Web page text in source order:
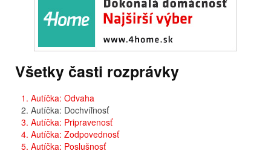
Všetky časti rozprávky
1. Autíčka: Odvaha
2. Autíčka: Dochvíľnosť
3. Autíčka: Pripravenosť
4. Autíčka: Zodpovednosť
5. Autíčka: Poslušnosť